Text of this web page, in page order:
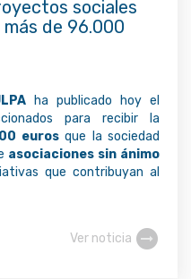
sociales
de 96.000
ha publicado hoy el
para recibir la
eurosque la sociedad
asociaciones sin ánimo
que contribuyan al
Ver noticia